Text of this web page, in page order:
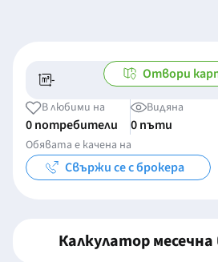
- Отвори
В любими на
0 потребители
Видяна
0 пъти
Обявата е качена на
Свържи се с брокера
Калкулатор месечна